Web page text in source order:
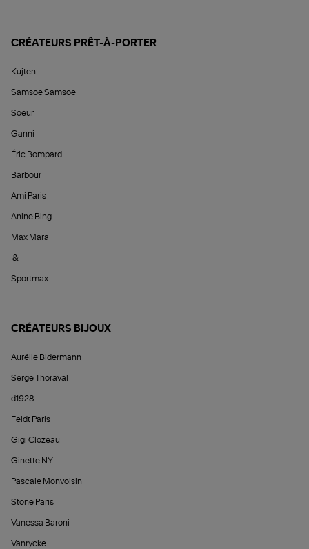
CRÉATEURS PRÊT-À-PORTER
Kujten
Samsoe Samsoe
Soeur
Ganni
Éric Bompard
Barbour
Ami Paris
Anine Bing
Max Mara
&
Sportmax
CRÉATEURS BIJOUX
Aurélie Bidermann
Serge Thoraval
d1928
Feidt Paris
Gigi Clozeau
Ginette NY
Pascale Monvoisin
Stone Paris
Vanessa Baroni
Vanrycke